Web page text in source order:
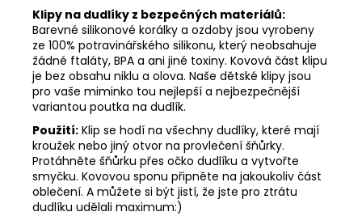
Klipy na dudlíky z bezpečných materiálů:
Barevné silikonové korálky a ozdoby jsou vyrobeny
ze 100% potravinářského silikonu, který neobsahuje
žádné ftaláty, BPA a ani jiné toxiny. Kovová část klipu
je bez obsahu niklu a olova. Naše dětské klipy jsou
pro vaše miminko tou nejlepší a nejbezpečnější
variantou poutka na dudlík.
Použití: Klip se hodí na všechny dudlíky, které mají
kroužek nebo jiný otvor na provlečení šňůrky.
Protáhněte šňůrku přes očko dudlíku a vytvořte
smyčku. Kovovou sponu připněte na jakoukoliv část
oblečení. A můžete si být jistí, že jste pro ztrátu
dudlíku udělali maximum:)